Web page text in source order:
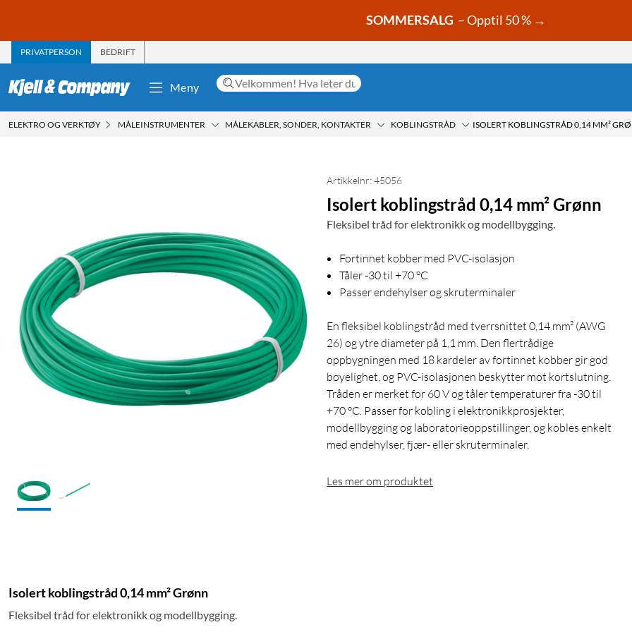
SOMMERSALG – Opptil 50 % →
PRIVATPERSON BEDRIFT
Meny
ELEKTRO OG VERKTØY MÅLEINSTRUMENTER MÅLEKABLER, SONDER, KONTAKTER KOBLINGSTRÅD ISOLERT KOBLINGSTRÅD 0,14 MM²
Artikkelnr: 45056
Isolert koblingstråd 0,14 mm² Grønn
Fleksibel tråd for elektronikk og modellbygging.
Fortinnet kobber med PVC-isolasjon
Tåler -30 til +70 °C
Passer endehylser og skruterminaler
En fleksibel koblingstråd med tverrsnittet 0,14 mm² (AWG
26) og ytre diameter på 1,1 mm. Den flertrådige
oppbygningen med 18 kardeler av fortinnet kobber gir god
bøyelighet, og PVC-isolasjonen beskytter mot kortslutning.
Tråden er merket for 60 V og tåler temperaturer fra -30 til
+70 °C. Passer for kobling i elektronikkprosjekter,
modellbygging og laboratorieoppstillinger, og kobles enkelt
med endehylser, fjær- eller skruterminaler.
Les mer om produktet
Isolert koblingstråd 0,14 mm² Grønn
Fleksibel tråd for elektronikk og modellbygging.